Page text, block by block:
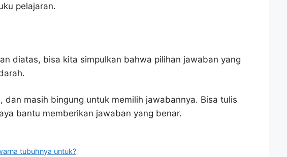
pelajaran.
diatas, bisa kita simpulkan bahwa pilihan jawaban yang
dan masih bingung untuk memilih jawabannya. Bisa tulis
bantu memberikan jawaban yang benar.
tubuhnya untuk?